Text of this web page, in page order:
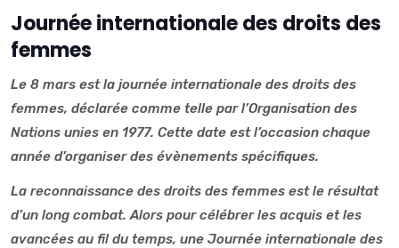
Journée internationale des droits des
femmes
Le 8 mars est la journée internationale des droits des
femmes, déclarée comme telle par l’Organisation des
Nations unies en 1977. Cette date est l’occasion chaque
année d’organiser des évènements spécifiques.
La reconnaissance des droits des femmes est le résultat
d’un long combat. Alors pour célébrer les acquis et les
avancées au fil du temps, une Journée internationale des